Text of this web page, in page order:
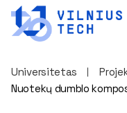
Universitetas
Nuotekų dumblo